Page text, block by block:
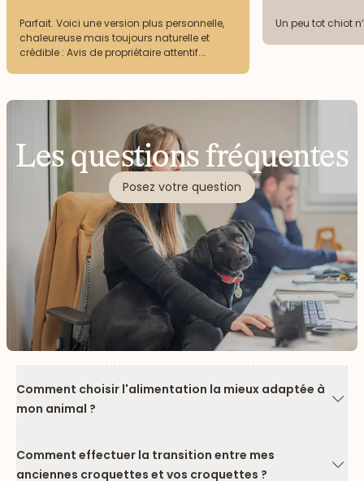
Parfait. Voici une version plus personnelle,
chaleureuse mais toujours naturelle et
crédible : Avis de propriétaire attentif.
les mangent avec plaisir que je continue
d’utiliser en confiance.
Un peu tot chiot
Les questions fréquentes
Posez votre question
Comment choisir l'alimentation la mieux adaptée à
mon animal ?
Comment effectuer la transition entre mes
anciennes croquettes et vos croquettes ?